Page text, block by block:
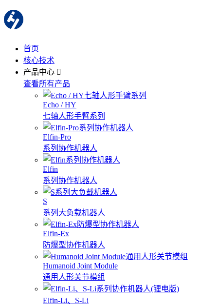
首页
核心技术
产品中心
查看所有产品
Echo / HY
七轴人形手臂系列
Elfin-Pro
系列协作机器人
Elfin
系列协作机器人
S
系列大负载机器人
Elfin-Ex
防爆型协作机器人
Humanoid Joint Module
通用人形关节模组
Elfin-Li、S-Li